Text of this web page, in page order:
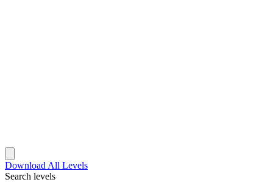
Download All Levels
Search levels